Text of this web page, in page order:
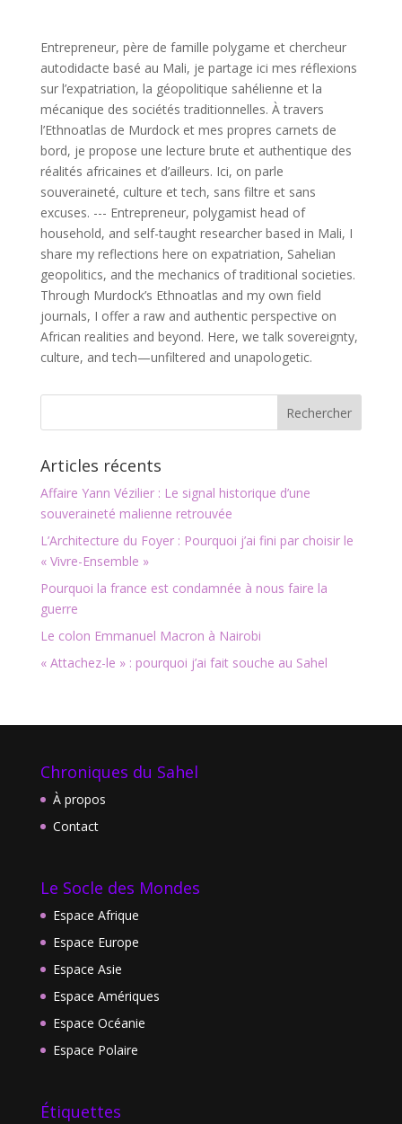
Entrepreneur, père de famille polygame et chercheur
autodidacte basé au Mali, je partage ici mes réflexions
sur l’expatriation, la géopolitique sahélienne et la
mécanique des sociétés traditionnelles. À travers
l’Ethnoatlas de Murdock et mes propres carnets de
bord, je propose une lecture brute et authentique des
réalités africaines et d’ailleurs. Ici, on parle
souveraineté, culture et tech, sans filtre et sans
excuses. --- Entrepreneur, polygamist head of
household, and self-taught researcher based in Mali, I
share my reflections here on expatriation, Sahelian
geopolitics, and the mechanics of traditional societies.
Through Murdock’s Ethnoatlas and my own field
journals, I offer a raw and authentic perspective on
African realities and beyond. Here, we talk sovereignty,
culture, and tech—unfiltered and unapologetic.
Articles récents
Affaire Yann Vézilier : Le signal historique d’une
souveraineté malienne retrouvée
L’Architecture du Foyer : Pourquoi j’ai fini par choisir le
« Vivre-Ensemble »
Pourquoi la france est condamnée à nous faire la
guerre
Le colon Emmanuel Macron à Nairobi
« Attachez-le » : pourquoi j’ai fait souche au Sahel
Chroniques du Sahel
À propos
Contact
Le Socle des Mondes
Espace Afrique
Espace Europe
Espace Asie
Espace Amériques
Espace Océanie
Espace Polaire
Étiquettes